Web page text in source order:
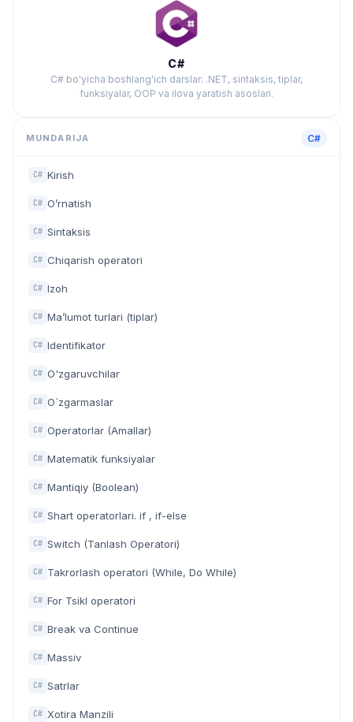
C#
C# bo'yicha boshlang'ich darslar: .NET, sintaksis, tiplar,
funksiyalar, OOP va ilova yaratish asoslari.
MUNDARIJA C#
C# Kirish
C# O’rnatish
C# Sintaksis
C# Chiqarish operatori
C# Izoh
C# Ma’lumot turlari (tiplar)
C# Identifikator
C# O'zgaruvchilar
C# O`zgarmaslar
C# Operatorlar (Amallar)
C# Matematik funksiyalar
C# Mantiqiy (Boolean)
C# Shart operatorlari. if , if-else
C# Switch (Tanlash Operatori)
C# Takrorlash operatori (While, Do While)
C# For Tsikl operatori
C# Break va Continue
C# Massiv
C# Satrlar
C# Xotira Manzili